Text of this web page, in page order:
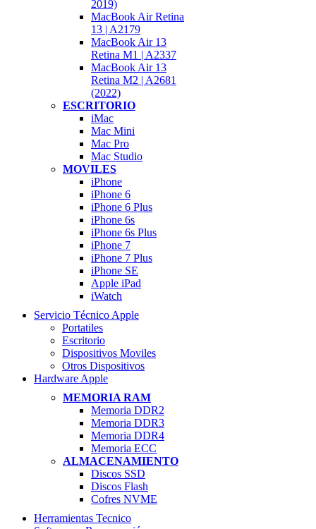
2019)
MacBook Air Retina
13 | A2179
MacBook Air 13
Retina M1 | A2337
MacBook Air 13
Retina M2 | A2681
(2022)
ESCRITORIO
iMac
Mac Mini
Mac Pro
Mac Studio
MOVILES
iPhone
iPhone 6
iPhone 6 Plus
iPhone 6s
iPhone 6s Plus
iPhone 7
iPhone 7 Plus
iPhone SE
Apple iPad
iWatch
Servicio Técnico Apple
Portatiles
Escritorio
Dispositivos Moviles
Otros Dispositivos
Hardware Apple
MEMORIA RAM
Memoria DDR2
Memoria DDR3
Memoria DDR4
Memoria ECC
ALMACENAMIENTO
Discos SSD
Discos Flash
Cofres NVME
Herramientas Tecnico